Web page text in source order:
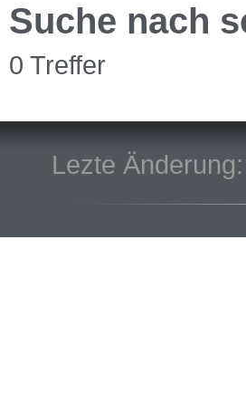
Suche nach
0 Treffer
Lezte